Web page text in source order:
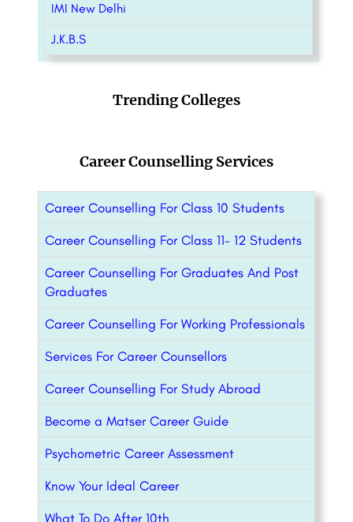
IMI New Delhi
J.K.B.S
Trending Colleges
Career Counselling Services
Career Counselling For Class 10 Students
Career Counselling For Class 11- 12 Students
Career Counselling For Graduates And Post
Graduates
Career Counselling For Working Professionals
Services For Career Counsellors
Career Counselling For Study Abroad
Become a Matser Career Guide
Psychometric Career Assessment
Know Your Ideal Career
What To Do After 10th